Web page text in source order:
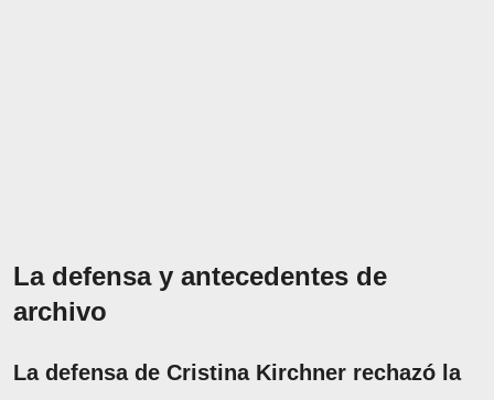
La defensa y antecedentes de
archivo
La defensa de Cristina Kirchner rechazó la